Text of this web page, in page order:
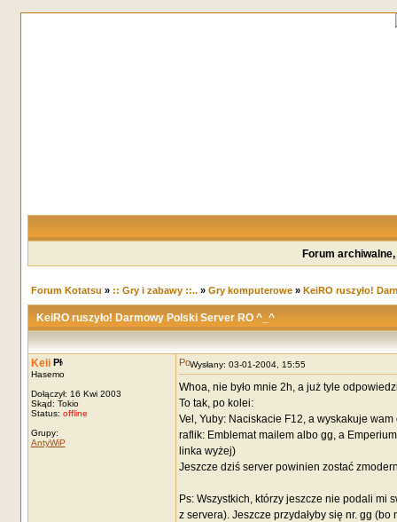
Forum
Forum Kotatsu » :: Gry i zabawy ::..» Gry komputerowe» KeiRO ruszyło!
KeiRO ruszyło! Darmowy Polski Server RO ^_^
Keii
Hasemo
Dołączył: 16 Kwi 2003
Skąd: Tokio
Status: offline
Grupy:
AntyWiP
Wysłany: 03-01-2004, 15:55
Whoa, nie było mnie 2h, a już tyle
To tak, po kolei:
Vel, Yuby: Naciskacie F12, a wyskakuje
raflik: Emblemat mailem albo gg, a
linka wyżej)
Jeszcze dziś server powinien zostać
Ps: Wszystkich, którzy jeszcze nie podali
z servera). Jeszcze przydałyby się nr. gg